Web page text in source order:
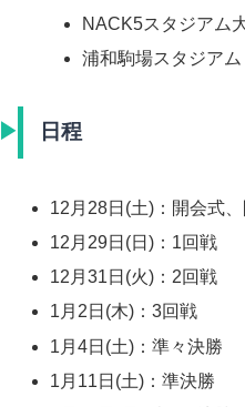
NACK5スタジアム
浦和駒場スタジアム
日程
12月28日(土)：開会式
12月29日(日)：1回戦
12月31日(火)：2回戦
1月2日(木)：3回戦
1月4日(土)：準々決勝
1月11日(土)：準決勝